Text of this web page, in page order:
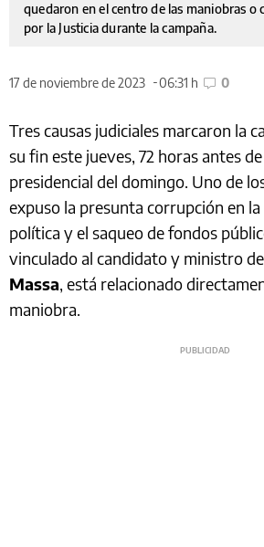
quedaron en el centro de las maniobras o
por la Justicia durante la campaña.
17 de noviembre de 2023 06:31 h 0
Tres causas judiciales marcaron la
su fin este jueves, 72 horas antes
presidencial del domingo. Uno de
expuso la presunta corrupción en la
política y el saqueo de fondos
vinculado al candidato y ministro
Massa, está relacionado
maniobra.